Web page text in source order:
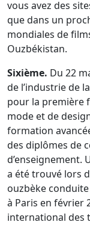
vous avez des
que dans un
mondiales de
Ouzbékistan.
Sixième. Du 22
de l’industrie de
pour la première
mode et de
formation
des diplômes de
d’enseignement.
a été trouvé lors
ouzbèke
à Paris en février
international des